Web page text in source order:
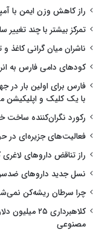
راز کاهش وزن ایمن با
تمرکز بیشتر با چند تغییر
ناشران میان گرانی کاغذ و
کودهای دامی فارس به
فارس برای اولین بار در
با یک کلیک و اپلیکیشن
رکورد نگران‌کننده
فعالیت‌های جزیره‌ای در
راز تناقض داروهای
نسل جدید داروهای
چرا سرطان ریشه‌کن
کلاهبرداری
مصنوعی